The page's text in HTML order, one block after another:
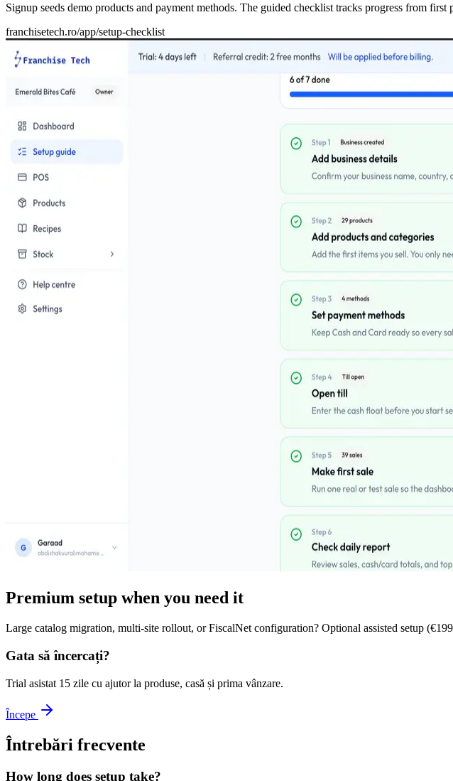
Signup seeds demo products and payment methods. The guided checklist tracks progress from
franchisetech.ro/app/setup-checklist
Premium setup when you need it
Large catalog migration, multi-site rollout, or FiscalNet configuration? Optional assisted setup
Gata să încercați?
Trial asistat 15 zile cu ajutor la produse, casă și prima vânzare.
Începe
Întrebări frecvente
How long does setup take?